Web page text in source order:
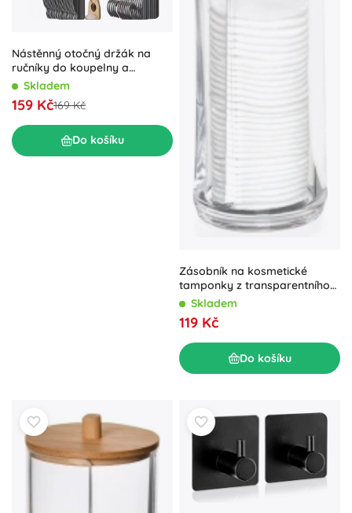
Nástěnný otočný držák na
ručníky do koupelny a
kuchyně
Skladem
159 Kč169 Kč
Do košíku
Zásobník na kosmetické
tamponky z transparentního
plastu 7,5 × 20 cm
Skladem
119 Kč
Do košíku